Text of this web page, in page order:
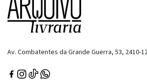
Av. Combatentes da Grande Guerra, 53, 2410-